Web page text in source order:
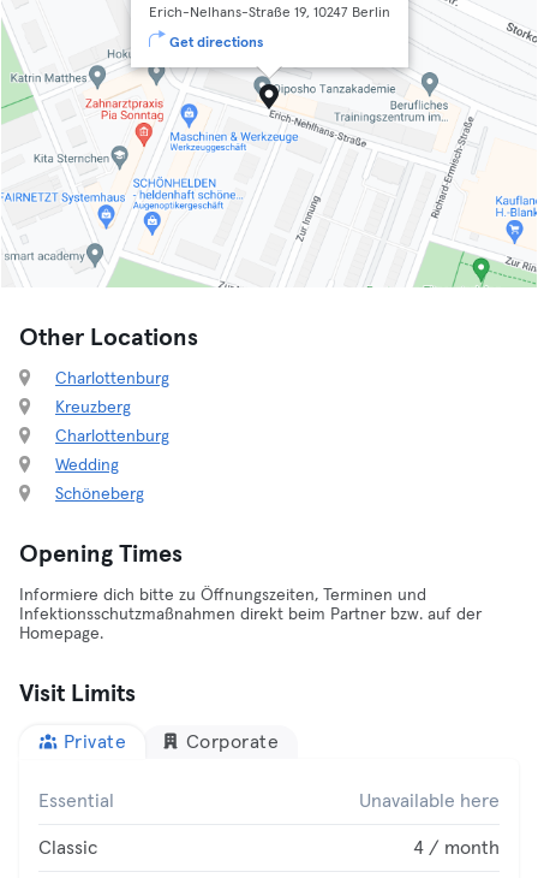
Erich-Nelhans-Straße 19, 10247 Berlin
Get directions
Other Locations
Charlottenburg
Kreuzberg
Charlottenburg
Wedding
Schöneberg
Opening Times
Informiere dich bitte zu Öffnungszeiten, Terminen und
Infektionsschutzmaßnahmen direkt beim Partner bzw. auf der
Homepage.
Visit Limits
Private Corporate
Essential Unavailable here
Classic 4 / month